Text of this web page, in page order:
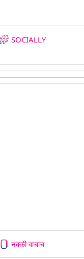
SOCIALLY
नक्की वाचाच